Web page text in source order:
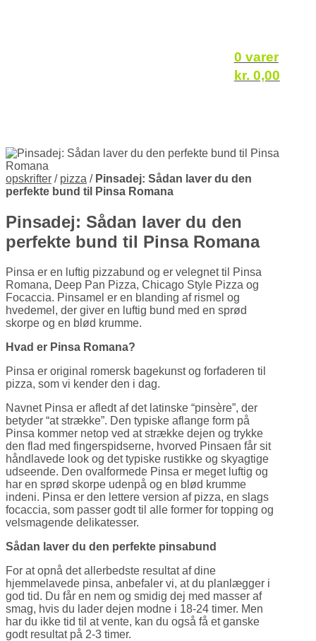
0 varer
kr. 0,00
opskrifter / pizza / Pinsadej: Sådan laver du den
perfekte bund til Pinsa Romana
Pinsadej: Sådan laver du den
perfekte bund til Pinsa Romana
Pinsa er en luftig pizzabund og er velegnet til Pinsa
Romana, Deep Pan Pizza, Chicago Style Pizza og
Focaccia. Pinsamel er en blanding af rismel og
hvedemel, der giver en luftig bund med en sprød
skorpe og en blød krumme.
Hvad er Pinsa Romana?
Pinsa er original romersk bagekunst og forfaderen til
pizza, som vi kender den i dag.
Navnet Pinsa er afledt af det latinske “pinsère”, der
betyder “at strække”. Den typiske aflange form på
Pinsa kommer netop ved at strække dejen og trykke
den flad med fingerspidserne, hvorved Pinsaen får sit
håndlavede look og det typiske rustikke og skyagtige
udseende. Den ovalformede Pinsa er meget luftig og
har en sprød skorpe udenpå og en blød krumme
indeni. Pinsa er den lettere version af pizza, en slags
focaccia, som passer godt til alle former for topping og
velsmagende delikatesser.
Sådan laver du den perfekte pinsabund
For at opnå det allerbedste resultat af dine
hjemmelavede pinsa, anbefaler vi, at du planlægger i
god tid. Du får en nem og smidig dej med masser af
smag, hvis du lader dejen modne i 18-24 timer. Men
har du ikke tid til at vente, kan du også få et ganske
godt resultat på 2-3 timer.